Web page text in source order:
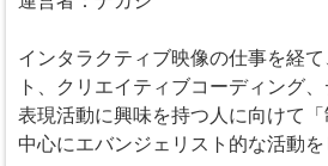
インタラクティブ映像の仕事を経
ト、クリエイティブコーディング
表現活動に興味を持つ人に向けて
中心にエバンジェリスト的な活動を